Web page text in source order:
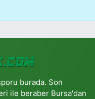
burada. Son
ile beraber Bursa'dan